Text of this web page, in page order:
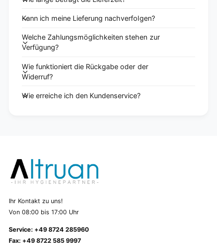
Kann ich meine Lieferung nachverfolgen?
Welche Zahlungsmöglichkeiten stehen zur
Verfügung?
Wie funktioniert die Rückgabe oder der
Widerruf?
Wie erreiche ich den Kundenservice?
Ihr Kontakt zu uns!
Von 08:00 bis 17:00 Uhr
Service: +49 8724 285960
Fax: +49 8722 585 9997